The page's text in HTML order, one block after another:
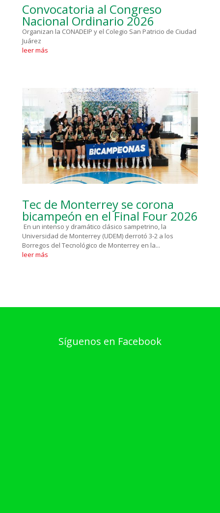
Convocatoria al Congreso
Nacional Ordinario 2026
Organizan la CONADEIP y el Colegio San Patricio de Ciudad
Juárez
leer más
Tec de Monterrey se corona
bicampeón en el Final Four 2026
En un intenso y dramático clásico sampetrino, la
Universidad de Monterrey (UDEM) derrotó 3-2 a los
Borregos del Tecnológico de Monterrey en la...
leer más
Síguenos en Facebook